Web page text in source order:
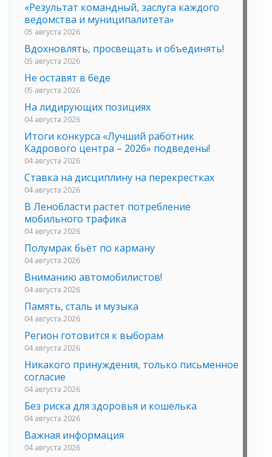
«Результат командный, заслуга каждого
ведомства и муниципалитета»
05 августа 2026
Вдохновлять, просвещать и объединять!
05 августа 2026
Не оставят в беде
05 августа 2026
На лидирующих позициях
04 августа 2026
Итоги конкурса «Лучший работник
Кадрового центра – 2026» подведены!
04 августа 2026
Ставка на дисциплину на перекрестках
04 августа 2026
В Ленобласти растет потребление
мобильного трафика
04 августа 2026
Полумрак бьёт по карману
04 августа 2026
Вниманию автомобилистов!
04 августа 2026
Память, сталь и музыка
04 августа 2026
Регион готовится к выборам
04 августа 2026
Никакого принуждения, только письменное
согласие
04 августа 2026
Без риска для здоровья и кошелька
04 августа 2026
Важная информация
04 августа 2026